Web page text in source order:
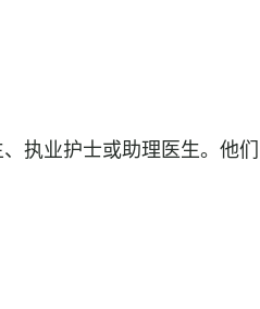
执业护士或助理医生。他们